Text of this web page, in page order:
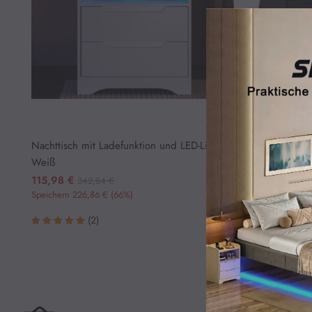
Preis
-
Nachttisch mit Ladefunktion und LED-Licht,
Weiß
115,98 €
Speichern 226,86 € (66%)
(2)
chwarz
115,98 €